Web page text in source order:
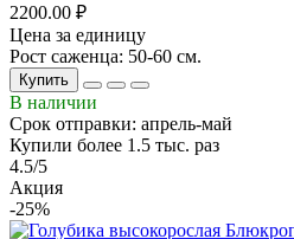
2200.00 ₽
Цена за единицу
Рост саженца: 50-60 см.
Купить
В наличии
Срок отправки: апрель-май
Купили более 1.5 тыс. раз
4.5/5
Акция
-25%